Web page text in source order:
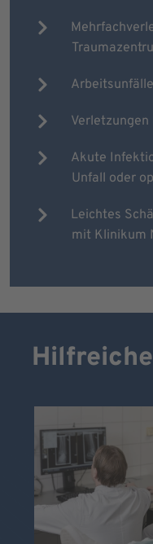
Akute
Unfall oder
Leichtes
mit Klinikum